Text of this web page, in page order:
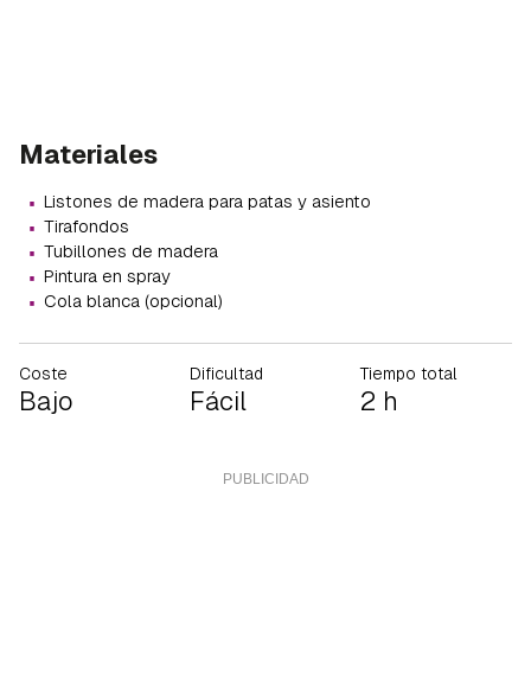
Materiales
· Listones de madera para patas y asiento
· Tirafondos
· Tubillones de madera
· Pintura en spray
· Cola blanca (opcional)
Coste
Bajo
Dificultad
Fácil
Tiempo total
2 h